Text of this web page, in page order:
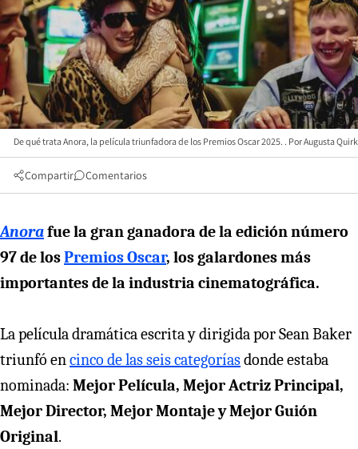
De qué trata Anora, la película triunfadora de los Premios Oscar 2025. Augusta Quirk
Compartir Comentarios
Anorafue la gran ganadora de la edición número
97 de losPremios Oscar, los galardones más
importantes de la industria cinematográfica.
La película dramática escrita y dirigida por Sean Baker
triunfó encinco de las seis categoríasdonde estaba
nominada: Mejor Película, Mejor Actriz Principal,
Mejor Director, Mejor Montaje y Mejor Guión
Original.